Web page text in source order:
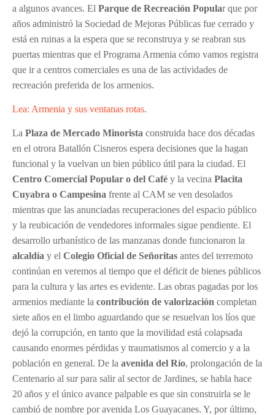
a algunos avances. El Parque de Recreación Popular que por
años administró la Sociedad de Mejoras Públicas fue cerrado y
está en ruinas a la espera que se reconstruya y se reabran sus
puertas mientras que el Programa Armenia cómo vamos registra
que ir a centros comerciales es una de las actividades de
recreación preferida de los armenios.
Lea: Armenia y sus ventanas rotas.
La Plaza de Mercado Minorista construida hace dos décadas
en el otrora Batallón Cisneros espera decisiones que la hagan
funcional y la vuelvan un bien público útil para la ciudad. El
Centro Comercial Popular o del Café y la vecina Placita
Cuyabra o Campesina frente al CAM se ven desolados
mientras que las anunciadas recuperaciones del espacio público
y la reubicación de vendedores informales sigue pendiente. El
desarrollo urbanístico de las manzanas donde funcionaron la
alcaldía y el Colegio Oficial de Señoritas antes del terremoto
continúan en veremos al tiempo que el déficit de bienes públicos
para la cultura y las artes es evidente. Las obras pagadas por los
armenios mediante la contribución de valorización completan
siete años en el limbo aguardando que se resuelvan los líos que
dejó la corrupción, en tanto que la movilidad está colapsada
causando enormes pérdidas y traumatismos al comercio y a la
población en general. De la avenida del Río, prolongación de la
Centenario al sur para salir al sector de Jardines, se habla hace
20 años y el único avance palpable es que sin construirla se le
cambió de nombre por avenida Los Guayacanes. Y, por último,